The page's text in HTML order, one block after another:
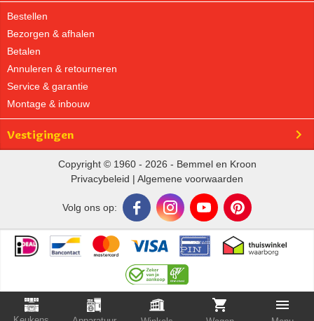
Bestellen
Bezorgen & afhalen
Betalen
Annuleren & retourneren
Service & garantie
Montage & inbouw
Vestigingen
Copyright © 1960 - 2026 - Bemmel en Kroon
Privacybeleid | Algemene voorwaarden
Volg ons op: